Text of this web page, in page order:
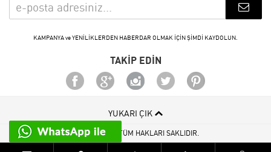
KAMPANYA ve YENİLİKLERDEN HABERDAR OLMAK İÇİN ŞİMDİ KAYDOLUN.
TAKİP EDİN
YUKARI ÇIK
© 2015 - 2026 TÜM HAKLARI SAKLIDIR.